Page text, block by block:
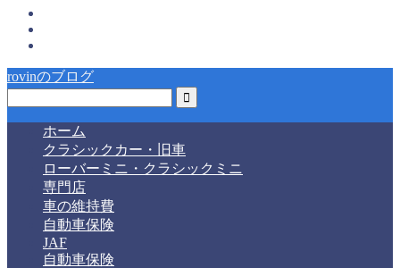
rovinのブログ
ホーム
クラシックカー・旧車
ローバーミニ・クラシックミニ
専門店
車の維持費
自動車保険
JAF
自動車保険